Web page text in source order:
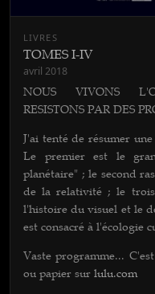
LIVRES
TOMES I-IV
avril 2018
NOUS VIVONS
RESISTONS PAR DES
J'ai tenté de résumer
Le premier est le
planétaire" ; le second
de la relativité ; le
l'histoire du visuel et le
est consacré à l'écologie
Vaste programme...
ou papier sur lulu.com